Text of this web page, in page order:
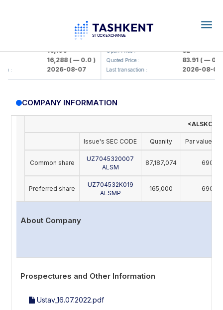
16,100
16,288( — 0.0 )
2026-08-07
KFSK (<Kafolat sug'urta
Open Price : 82
Quoted Price : 83.91( — 0.0 )
Last transaction : 2026-08-07
COMPANY INFORMATION
<ALSKOM
Issue's SEC CODE Quanity Par value
Common share
UZ7045320007
ALSM
87,187,074 690
Preferred share
UZ704532K019
ALSMP
165,000 690
About Company
Prospectures and Other Information
Ustav_16.07.2022.pdf